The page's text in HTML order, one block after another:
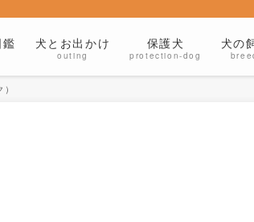
犬とお出かけ
outing
保護犬
protection-dog
犬の